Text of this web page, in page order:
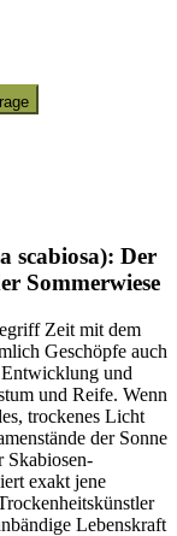
scabiosa): Der
Sommerwiese
Zeit mit dem
Geschöpfe auch
und
und Reife. Wenn
trockenes Licht
der Sonne
Skabiosen-
exakt jene
Lebenskraft